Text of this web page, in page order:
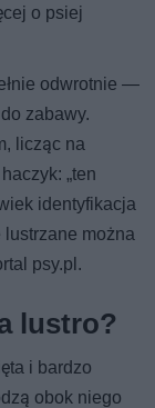
o psiej
odwrotnie —
zabawy.
licząc na
„ten
identyfikacja
można
psy.pl.
lustro?
i bardzo
obok niego